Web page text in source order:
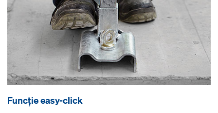
Funcţie easy-click